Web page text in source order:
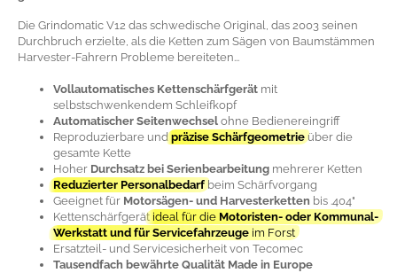
Die Grindomatic V12 das schwedische Original, das 2003 seinen
Durchbruch erzielte, als die Ketten zum Sägen von Baumstämmen
Harvester-Fahrern Probleme bereiteten...
Vollautomatisches Kettenschärfgerät mit
selbstschwenkendem Schleifkopf
Automatischer Seitenwechsel ohne Bedienereingriff
Reproduzierbare undpräzise Schärfgeometrie über die
gesamte Kette
Hoher Durchsatz bei Serienbearbeitung mehrerer Ketten
Reduzierter Personalbedarf beim Schärfvorgang
Geeignet für Motorsägen- und Harvesterketten bis .404"
Kettenschärfgerät ideal für die Motoristen- oder Kommunal-
Werkstatt und für Servicefahrzeuge im Forst
Ersatzteil- und Servicesicherheit von Tecomec
Tausendfach bewährte Qualität Made in Europe